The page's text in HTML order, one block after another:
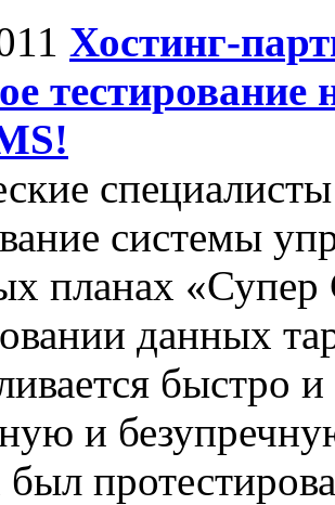
Хостинг-
тестирование
системы
планах
данных
быстро
и